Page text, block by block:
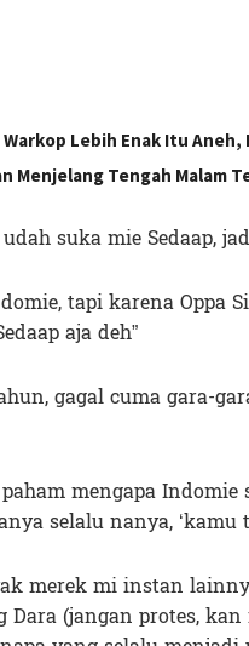
Lebih Enak Itu Aneh,
Menjelang Tengah Malam
suka mie Sedaap,
tapi karena
aja deh”
gagal cuma gara-
mengapa
selalu nanya, ‘kamu
merek mi instan
(jangan protes,